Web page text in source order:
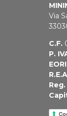
Via
C.F.
P.
EORI